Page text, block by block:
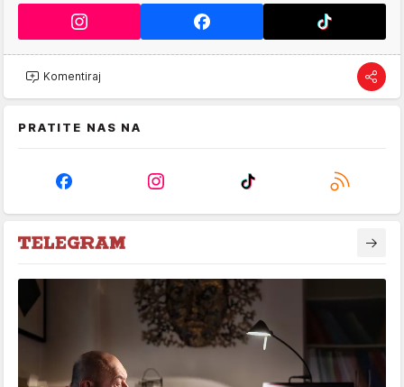
Komentiraj
PRATITE NAS NA